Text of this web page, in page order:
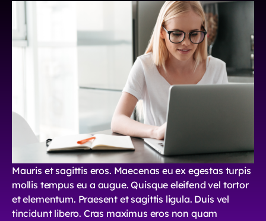
Mauris et sagittis eros. Maecenas eu ex egestas turpis
mollis tempus eu a augue. Quisque eleifend vel tortor
et elementum. Praesent et sagittis ligula. Duis vel
tincidunt libero. Cras maximus eros non quam